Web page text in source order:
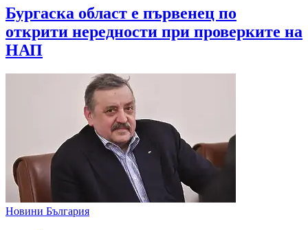
Бургаска област е първенец по
открити нередности при проверките на
НАП
Новини България